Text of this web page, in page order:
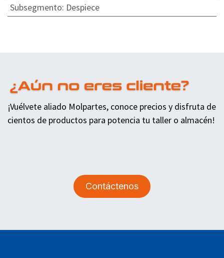
Subsegmento: Despiece
¡Vuélvete aliado Molpartes, conoce precios y disfruta de
cientos de productos para potencia tu taller o almacén!
Contáctenos